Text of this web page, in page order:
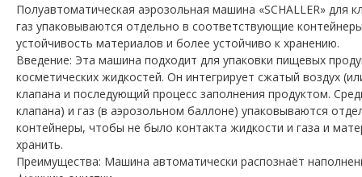
Полуавтоматическая аэрозольная машина «SCHALLER» для
газ упаковываются отдельно в соответствующие
устойчивость материалов и более устойчиво к хранению.
Введение: Эта машина подходит для упаковки пищевых
косметических жидкостей. Он интегрирует сжатый воздух (
клапана и последующий процесс заполнения продуктом.
клапана) и газ (в аэрозольном баллоне) упаковываются
контейнеры, чтобы не было контакта жидкости и газа и
хранить.
Преимущества: Машина автоматически распознаёт